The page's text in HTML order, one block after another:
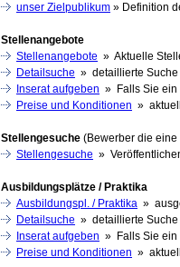
unser Zielpublikum » Definition
Stellenangebote
Stellenangebote » Aktuelle
Detailsuche » detaillierte
Inserat aufgeben » Falls Sie ein
Preise und Konditionen »
Stellengesuche (Bewerber die
Stellengesuche »
Ausbildungsplätze / Praktika
Ausbildungspl. / Praktika »
Detailsuche » detaillierte
Inserat aufgeben » Falls Sie ein
Preise und Konditionen »